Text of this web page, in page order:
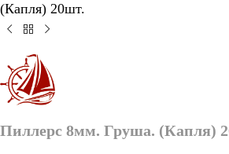
(Капля) 20шт.
Пиллерс 8мм. Груша. (Капля)